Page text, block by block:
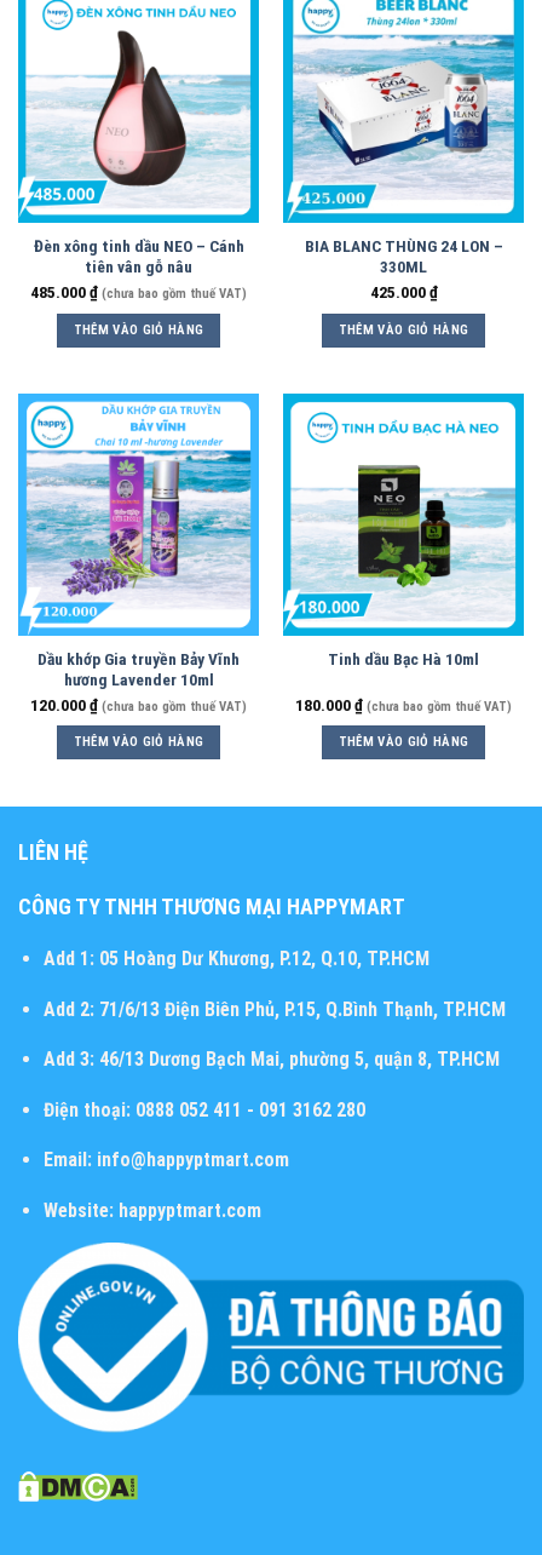
Đèn xông tinh dầu NEO – Cánh
tiên vân gỗ nâu
485.000₫ (chưa bao gồm thuế VAT)
THÊM VÀO GIỎ HÀNG
BIA BLANC THÙNG 24 LON –
330ML
425.000₫
THÊM VÀO GIỎ HÀNG
Dầu khớp Gia truyền Bảy Vĩnh
hương Lavender 10ml
120.000₫ (chưa bao gồm thuế VAT)
THÊM VÀO GIỎ HÀNG
Tinh dầu Bạc Hà 10ml
180.000₫ (chưa bao gồm thuế VAT)
THÊM VÀO GIỎ HÀNG
LIÊN HỆ
CÔNG TY TNHH THƯƠNG MẠI HAPPYMART
Add 1:05 Hoàng Dư Khương, P.12, Q.10, TP.HCM
Add 2:71/6/13 Điện Biên Phủ, P.15, Q.Bình Thạnh, TP.HCM
Add 3:46/13 Dương Bạch Mai, phường 5, quận 8, TP.HCM
Điện thoại:0888 052 411 - 091 3162 280
Email:info@happyptmart.com
Website: happyptmart.com